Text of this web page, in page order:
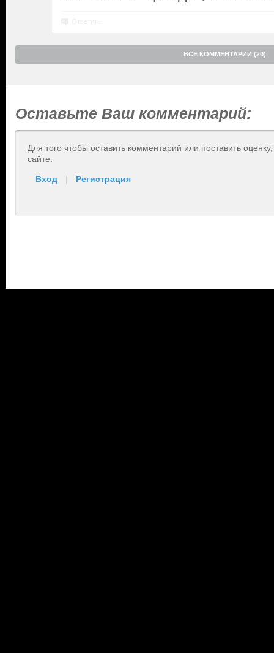
ВСЕ КОММЕНТАРИИ (20)
Оставьте Ваш комментарий:
Для того чтобы оставить комментарий или поставить
сайте.
Вход | Регистрация